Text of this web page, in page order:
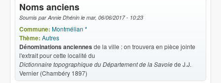
Noms anciens
Soumis parAnnie Dhénin le mar, 06/06/2017 - 10:23
Commune: Montmélian *
Thème: Autres
Dénominations anciennesde la ville : on trouvera en pièce jointe
l'extrait pour cette localité du
Dictionnaire topographique du Département de la Savoiede J.J.
Vernier (Chambéry 1897)